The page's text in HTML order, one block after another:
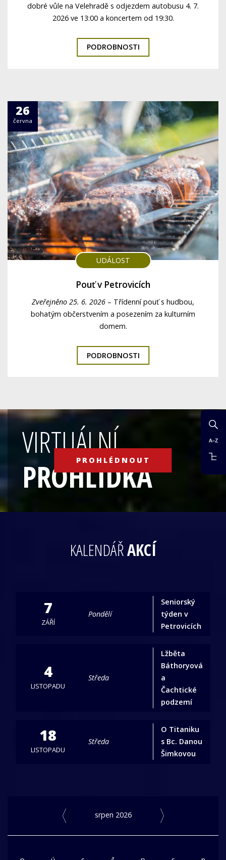
dobré vůle na Velehradě s odjezdem autobusu 4. 7.
2026 ve 13:00 a koncertem od 19:30.
PODROBNOSTI
26
června
UDÁLOST
Pouť v Petrovicích
Zveřejněno 25. 6. 2026 – Třídenní pouť s hudbou,
bohatým občerstvením a posezením za kulturním
domem.
PODROBNOSTI
VIRTUÁLNÍ
PROHLÍDKA
PROHLÉDNOUT
KALENDÁŘAKCÍ
7
ZÁŘÍ
Pondělí
Seniorský
týden v
Petrovicích
4
LISTOPADU
Středa
Lžběta
Báthoryová
a
Čachtické
podzemí
18
LISTOPADU
Středa
O Titaniku
s Bc. Danou
Šimkovou
srpen 2026